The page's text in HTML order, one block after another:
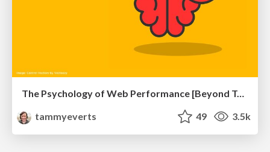
The Psychology of Web Performance [Beyond Tellerrand 2023]
tammyeverts
49 3.5k